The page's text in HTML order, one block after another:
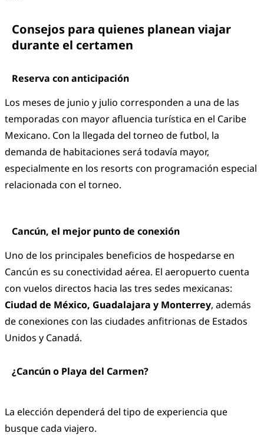
Consejos para quienes planean viajar
durante el certamen
Reserva con anticipación
Los meses de junio y julio corresponden a una de las
temporadas con mayor afluencia turística en el Caribe
Mexicano. Con la llegada del torneo de futbol, la
demanda de habitaciones será todavía mayor,
especialmente en los resorts con programación especial
relacionada con el torneo.
Cancún, el mejor punto de conexión
Uno de los principales beneficios de hospedarse en
Cancún es su conectividad aérea. El aeropuerto cuenta
con vuelos directos hacia las tres sedes mexicanas:
Ciudad de México, Guadalajara y Monterrey, además
de conexiones con las ciudades anfitrionas de Estados
Unidos y Canadá.
¿Cancún o Playa del Carmen?
La elección dependerá del tipo de experiencia que
busque cada viajero.